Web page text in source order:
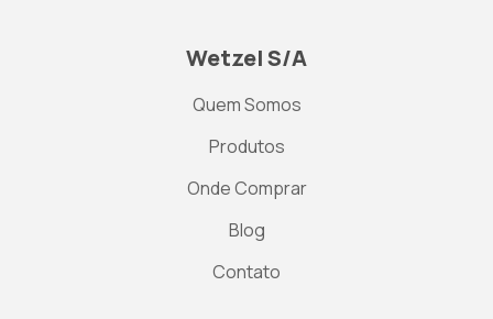
Wetzel S/A
Quem Somos
Produtos
Onde Comprar
Blog
Contato